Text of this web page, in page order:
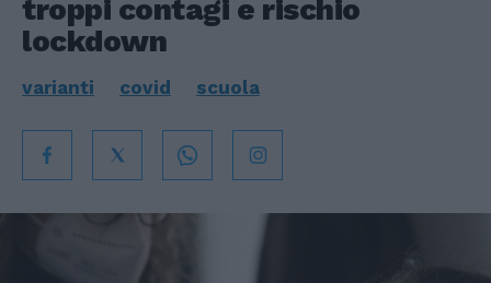
troppi contagi e rischio
lockdown
varianti covid scuola